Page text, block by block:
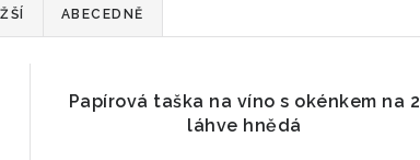
ABECEDNĚ
Papírová taška na víno s okénkem na 2
láhve hnědá